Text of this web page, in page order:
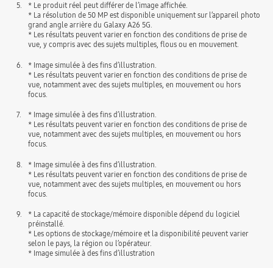
5.
* Le produit réel peut différer de l’image affichée.
* La résolution de 50 MP est disponible uniquement sur l’appareil photo
grand angle arrière du Galaxy A26 5G.
* Les résultats peuvent varier en fonction des conditions de prise de
vue, y compris avec des sujets multiples, flous ou en mouvement.
6.
* Image simulée à des fins d’illustration.
* Les résultats peuvent varier en fonction des conditions de prise de
vue, notamment avec des sujets multiples, en mouvement ou hors
focus.
7.
* Image simulée à des fins d’illustration.
* Les résultats peuvent varier en fonction des conditions de prise de
vue, notamment avec des sujets multiples, en mouvement ou hors
focus.
8.
* Image simulée à des fins d’illustration.
* Les résultats peuvent varier en fonction des conditions de prise de
vue, notamment avec des sujets multiples, en mouvement ou hors
focus.
9.
* La capacité de stockage/mémoire disponible dépend du logiciel
préinstallé.
* Les options de stockage/mémoire et la disponibilité peuvent varier
selon le pays, la région ou l’opérateur.
* Image simulée à des fins d’illustration